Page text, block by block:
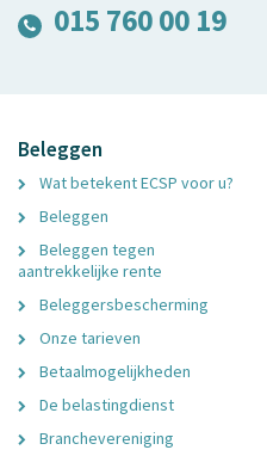
015 760 00 19
Beleggen
Wat betekent ECSP voor u?
Beleggen
Beleggen tegen
aantrekkelijke rente
Beleggersbescherming
Onze tarieven
Betaalmogelijkheden
De belastingdienst
Branchevereniging